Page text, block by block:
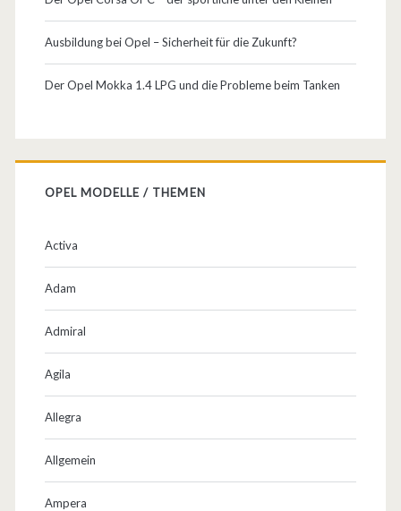
Ausbildung bei Opel – Sicherheit für die Zukunft?
Der Opel Mokka 1.4 LPG und die Probleme beim Tanken
OPEL MODELLE / THEMEN
Activa
Adam
Admiral
Agila
Allegra
Allgemein
Ampera